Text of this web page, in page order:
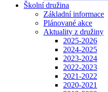
Školní družina
Základní informace
Plánované akce
Aktuality z družiny
2025-2026
2024-2025
2023-2024
2022-2023
2021-2022
2020-2021